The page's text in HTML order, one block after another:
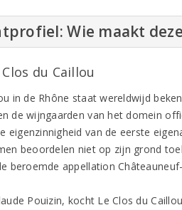
Wie maakt
du Caillou
in de Rhône staat wereldwijd
de wijngaarden van het domein
eigenzinnigheid van de eerste
beoordelen niet op zijn grond
beroemde appellation
Pouizin, kocht Le Clos du